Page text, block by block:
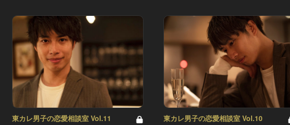
東カレ男子の恋愛相談室 Vol.11 東カレ男子の恋愛相談室 Vol.10